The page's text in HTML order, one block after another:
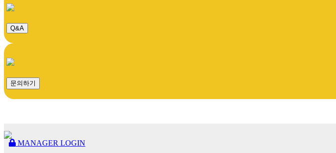
Q&A
문의하기
MANAGER LOGIN